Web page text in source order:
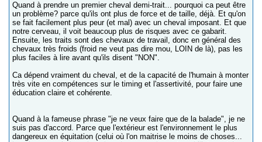
Quand à prendre un premier cheval demi-trait... pourquoi ca peut être
un problème? parce qu'ils ont plus de force et de taille, déjà. Et qu'on
se fait facilement plus peur (et mal) avec un cheval imposant. Et que
notre cerveau, il voit beaucoup plus de risques avec ce gabarit.
Ensuite, les traits sont des chevaux de travail, donc en général des
chevaux très froids (froid ne veut pas dire mou, LOIN de là), pas les
plus faciles à lire avant qu'ils disent "NON".
Ca dépend vraiment du cheval, et de la capacité de l'humain à monter
très vite en compétences sur le timing et l'assertivité, pour faire une
éducation claire et cohérente.
Quand à la fameuse phrase "je ne veux faire que de la balade", je ne
suis pas d'accord. Parce que l'extérieur est l'environnement le plus
dangereux en équitation (celui où l'on maitrise le moins de choses...